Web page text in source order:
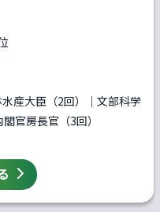
産大臣（2回）｜文部科学
官房長官（3回）